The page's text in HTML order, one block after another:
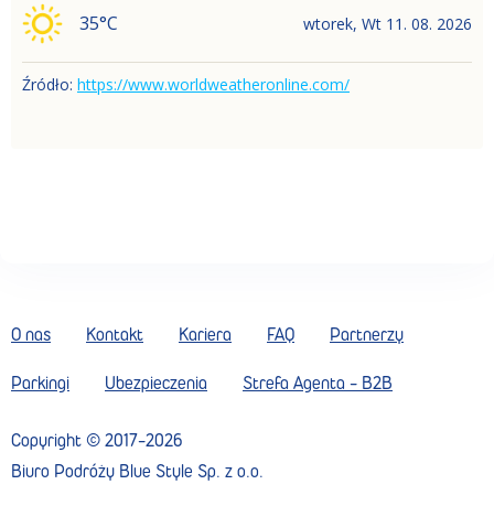
35°C wtorek, Wt 11. 08. 2026
Źródło: https://www.worldweatheronline.com/
O nas Kontakt Kariera FAQ Partnerzy
Parkingi Ubezpieczenia Strefa Agenta - B2B
Copyright © 2017-2026
Biuro Podróży Blue Style Sp. z o.o.